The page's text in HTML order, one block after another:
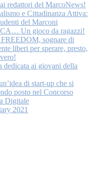
redattori del MarcoNews!
e Cittadinanza Attiva:
del Marconi
Un gioco da ragazzi!
sognare di
liberi per sperare, presto,
dedicata ai giovani della
di start-up che si
posto nel Concorso
Digitale
2021